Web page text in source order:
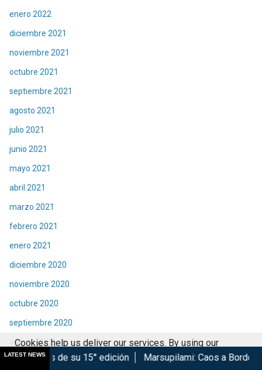
enero 2022
diciembre 2021
noviembre 2021
octubre 2021
septiembre 2021
agosto 2021
julio 2021
junio 2021
mayo 2021
abril 2021
marzo 2021
febrero 2021
enero 2021
diciembre 2020
noviembre 2020
octubre 2020
septiembre 2020
agosto 2020
LATEST NEWS
15° edición Marsupilami: Caos a Bordo se estrena en
Cookies help us deliver our services. By using our
services, you agree to our use of cookies.
Got it